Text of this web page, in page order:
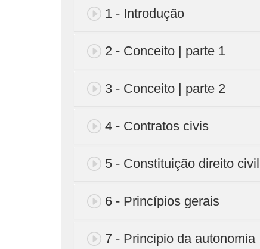
1 - Introdução
2 - Conceito | parte 1
3 - Conceito | parte 2
4 - Contratos civis
5 - Constituição direito civil
6 - Princípios gerais
7 - Principio da autonomia